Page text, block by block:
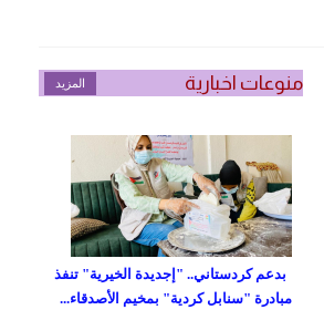
منوعات اخبارية المزيد
بدعم كردستاني.. "إجديدة الخيرية" تنفذ
مبادرة "سنابل كردية" بمخيم الأصدقاء...